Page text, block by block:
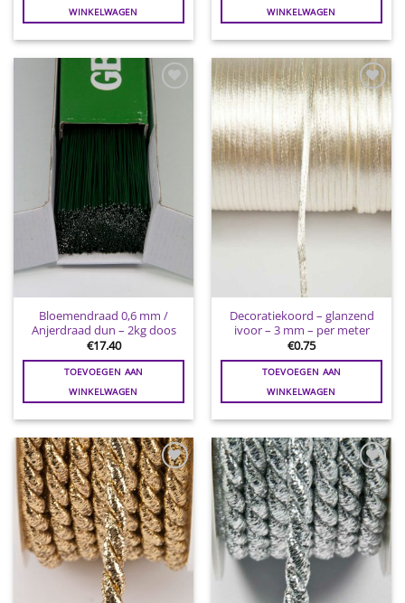
WINKELWAGEN
WINKELWAGEN
Toevoegen
aan
wenslijst
Bloemendraad 0,6 mm /
Anjerdraad dun – 2kg doos
€17.40
TOEVOEGEN AAN
WINKELWAGEN
Toevoegen
wenslijst
Decoratiekoord – glanzend
ivoor – 3 mm – per meter
€0.75
TOEVOEGEN AAN
WINKELWAGEN
Toevoegen
aan
wenslijst
Toevoegen
aan
wenslijst